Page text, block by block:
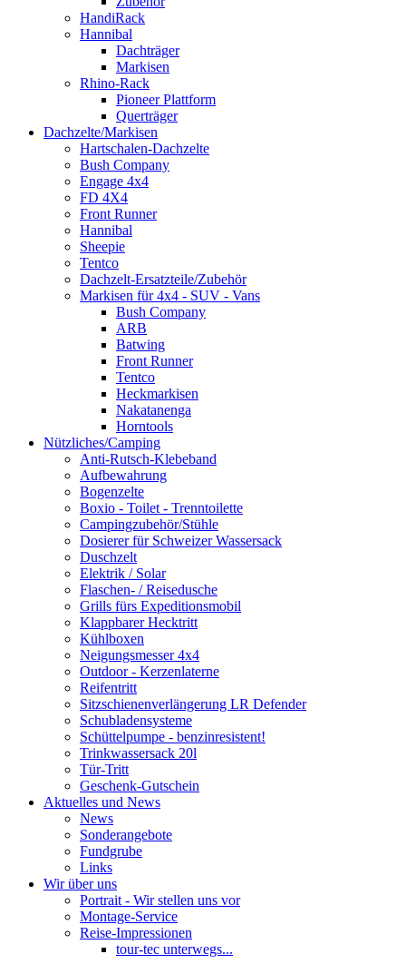
HandiRack
Hannibal
Dachträger
Markisen
Rhino-Rack
Pioneer Plattform
Querträger
Dachzelte/Markisen
Hartschalen-Dachzelte
Bush Company
Engage 4x4
FD 4X4
Front Runner
Hannibal
Sheepie
Tentco
Dachzelt-Ersatzteile/Zubehör
Markisen für 4x4 - SUV - Vans
Bush Company
ARB
Batwing
Front Runner
Tentco
Heckmarkisen
Nakatanenga
Horntools
Nützliches/Camping
Anti-Rutsch-Klebeband
Aufbewahrung
Bogenzelte
Boxio - Toilet - Trenntoilette
Campingzubehör/Stühle
Dosierer für Schweizer Wassersack
Duschzelt
Elektrik / Solar
Flaschen- / Reisedusche
Grills fürs Expeditionsmobil
Klappbarer Hecktritt
Kühlboxen
Neigungsmesser 4x4
Outdoor - Kerzenlaterne
Reifentritt
Sitzschienenverlängerung LR Defender
Schubladensysteme
Schüttelpumpe - benzinresistent!
Trinkwassersack 20l
Tür-Tritt
Geschenk-Gutschein
Aktuelles und News
News
Sonderangebote
Fundgrube
Links
Wir über uns
Portrait - Wir stellen uns vor
Montage-Service
Reise-Impressionen
tour-tec unterwegs...